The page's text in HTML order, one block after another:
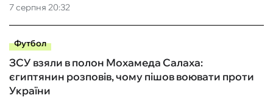
7 серпня 20:32
Футбол
ЗСУ взяли в полон Мохамеда Салаха:
єгиптянин розповів, чому пішов воювати проти
України